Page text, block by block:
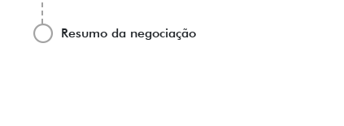
Resumo da negociação